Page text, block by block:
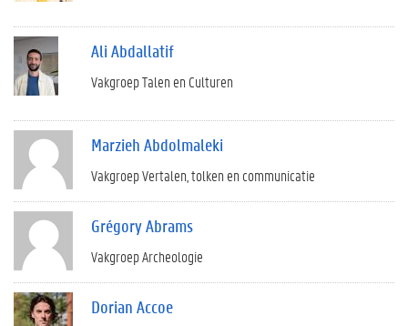
Ali Abdallatif
Vakgroep Talen en Culturen
Marzieh Abdolmaleki
Vakgroep Vertalen, tolken en communicatie
Grégory Abrams
Vakgroep Archeologie
Dorian Accoe